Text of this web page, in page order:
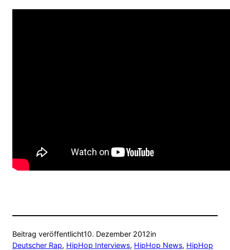
Beitrag veröffentlicht10. Dezember 2012in
Deutscher Rap, HipHop Interviews, HipHop News, HipHop